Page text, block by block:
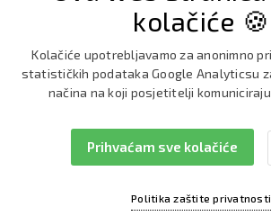
Instagram
kolačiće 🍪
Kolačiće upotrebljavamo za anonimno
statističkih podataka Google Analyticsu
načina na koji posjetitelji
Politika zaštite privatnosti
Prihvaćam sve kolačiće